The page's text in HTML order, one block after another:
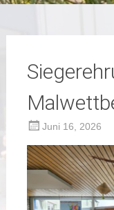
Juni 16, 2026